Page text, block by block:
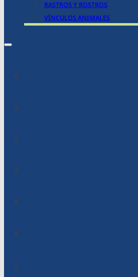
RASTROS Y ROSTROS
VÍNCULOS ANIMALES